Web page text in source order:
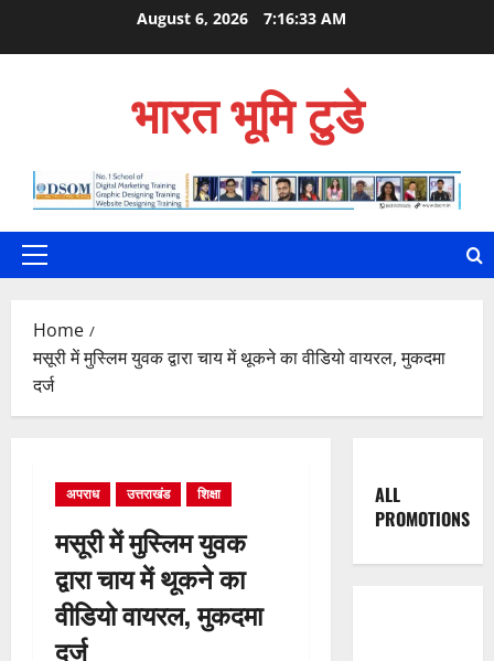
August 6, 2026 7:16:34 AM
भारत भूमि टुडे
Primary
Home
मसूरी में मुस्लिम युवक द्वारा चाय में थूकने का वीडियो वायरल, मुकदमा
दर्ज
अपराध उत्तराखंड शिक्षा
मसूरी में मुस्लिम युवक
द्वारा चाय में थूकने का
वीडियो वायरल, मुकदमा
दर्ज
ALL
PROMOTIONS